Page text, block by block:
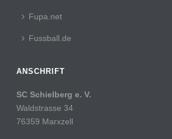
Fupa.net
Fussball.de
ANSCHRIFT
SC Schielberg e. V.
Waldstrasse 34
76359 Marxzell